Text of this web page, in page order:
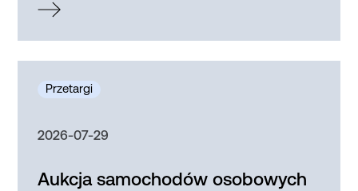
2026-07-29
Aukcja samochodów osobowych